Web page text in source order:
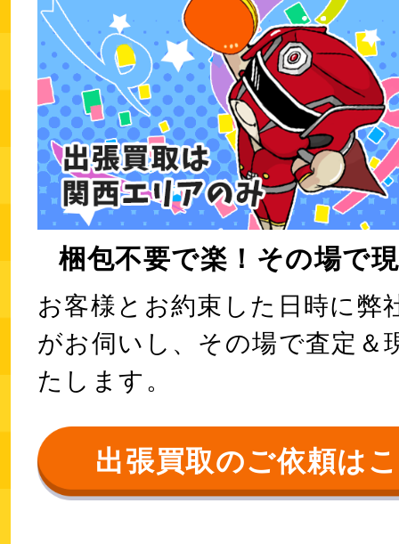
梱包不要で楽！その場で
お客様とお約束した日時に弊
がお伺いし、その場で査定＆
たします。
出張買取のご依頼は